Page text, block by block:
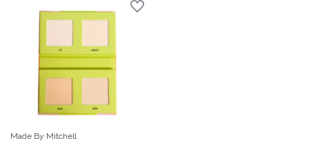
Made By Mitchell